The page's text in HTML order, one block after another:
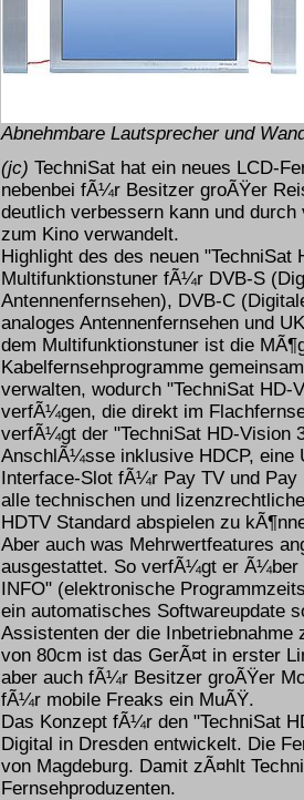
Abnehmbare Lautsprecher und
(jc) TechniSat hat ein neues LCD-
nebenbei fÃ¼r Besitzer groÃŸer
deutlich verbessern kann und
zum Kino verwandelt.
Highlight des des neuen
Multifunktionstuner fÃ¼r DVB-S
Antennenfernsehen), DVB-C
analoges Antennenfernsehen und
dem Multifunktionstuner ist die
Kabelfernsehprogramme
verwalten, wodurch "TechniSat
verfÃ¼gen, die direkt im
verfÃ¼gt der "TechniSat HD-Vision
AnschlÃ¼sse inklusive HDCP, eine
Interface-Slot fÃ¼r Pay TV und
alle technischen und
HDTV Standard abspielen zu
Aber auch was Mehrwertfeatures
ausgestattet. So verfÃ¼gt er Ã¼ber
INFO" (elektronische
ein automatisches Softwareupdate
Assistenten der die Inbetriebnahme
von 80cm ist das GerÃ¤t in erster
aber auch fÃ¼r Besitzer groÃŸer
fÃ¼r mobile Freaks ein MuÃŸ.
Das Konzept fÃ¼r den "TechniSat
Digital in Dresden entwickelt. Die
von Magdeburg. Damit zÃ¤hlt
Fernsehproduzenten.